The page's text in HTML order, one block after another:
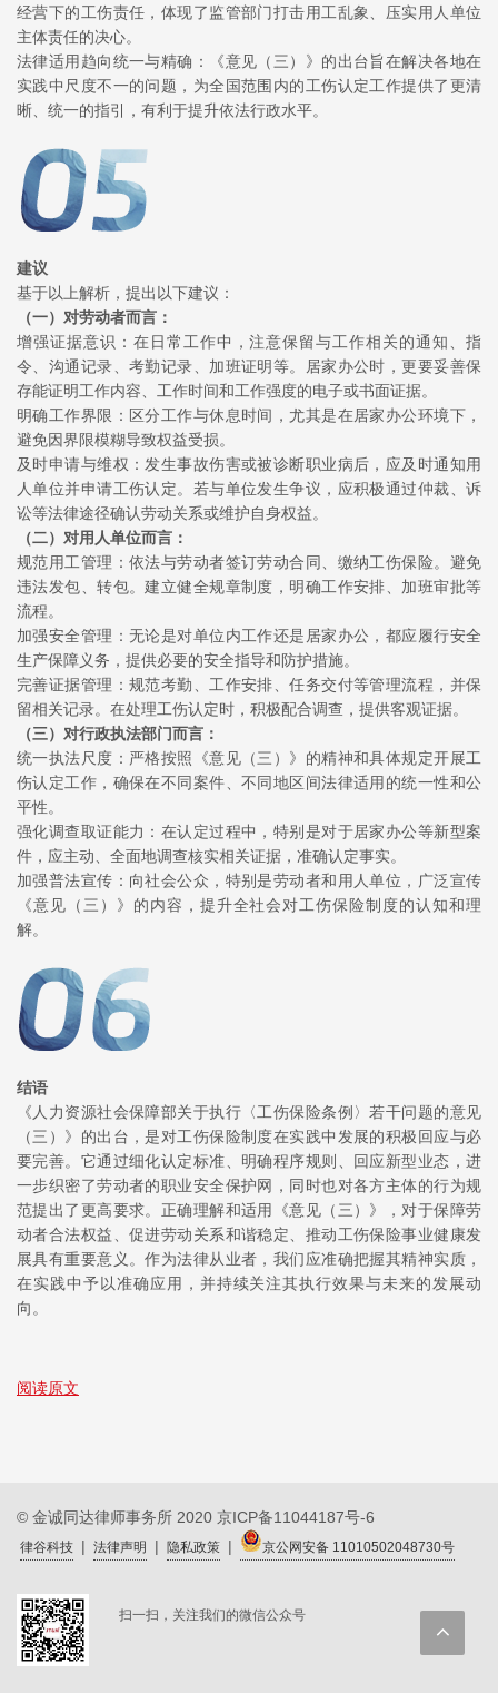
经营下的工伤责任，体现了监管部门打击用工乱象、压实用人单位
主体责任的决心。
法律适用趋向统一与精确：《意见（三）》的出台旨在解决各地在
实践中尺度不一的问题，为全国范围内的工伤认定工作提供了更清
晰、统一的指引，有利于提升依法行政水平。
建议
基于以上解析，提出以下建议：
（一）对劳动者而言：
增强证据意识：在日常工作中，注意保留与工作相关的通知、指
令、沟通记录、考勤记录、加班证明等。居家办公时，更要妥善保
存能证明工作内容、工作时间和工作强度的电子或书面证据。
明确工作界限：区分工作与休息时间，尤其是在居家办公环境下，
避免因界限模糊导致权益受损。
及时申请与维权：发生事故伤害或被诊断职业病后，应及时通知用
人单位并申请工伤认定。若与单位发生争议，应积极通过仲裁、诉
讼等法律途径确认劳动关系或维护自身权益。
（二）对用人单位而言：
规范用工管理：依法与劳动者签订劳动合同、缴纳工伤保险。避免
违法发包、转包。建立健全规章制度，明确工作安排、加班审批等
流程。
加强安全管理：无论是对单位内工作还是居家办公，都应履行安全
生产保障义务，提供必要的安全指导和防护措施。
完善证据管理：规范考勤、工作安排、任务交付等管理流程，并保
留相关记录。在处理工伤认定时，积极配合调查，提供客观证据。
（三）对行政执法部门而言：
统一执法尺度：严格按照《意见（三）》的精神和具体规定开展工
伤认定工作，确保在不同案件、不同地区间法律适用的统一性和公
平性。
强化调查取证能力：在认定过程中，特别是对于居家办公等新型案
件，应主动、全面地调查核实相关证据，准确认定事实。
加强普法宣传：向社会公众，特别是劳动者和用人单位，广泛宣传
《意见（三）》的内容，提升全社会对工伤保险制度的认知和理
解。
结语
《人力资源社会保障部关于执行〈工伤保险条例〉若干问题的意见
（三）》的出台，是对工伤保险制度在实践中发展的积极回应与必
要完善。它通过细化认定标准、明确程序规则、回应新型业态，进
一步织密了劳动者的职业安全保护网，同时也对各方主体的行为规
范提出了更高要求。正确理解和适用《意见（三）》，对于保障劳
动者合法权益、促进劳动关系和谐稳定、推动工伤保险事业健康发
展具有重要意义。作为法律从业者，我们应准确把握其精神实质，
在实践中予以准确应用，并持续关注其执行效果与未来的发展动
向。
阅读原文
© 金诚同达律师事务所 2020 京ICP备11044187号-6
律谷科技 | 法律声明 | 隐私政策 | 京公网安备 11010502048730号
扫一扫，关注我们的微信公众号